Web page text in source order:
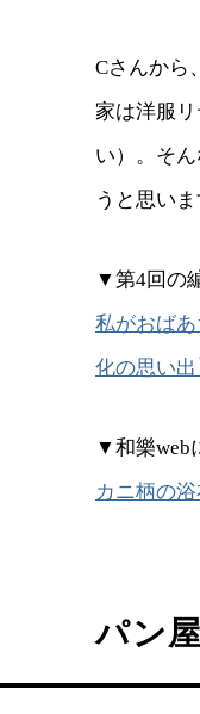
Cさんから
家は洋服
い）。そ
うと思いま
▼第4回の
私がおば
化の思い出
▼和樂web
カニ柄の
パン